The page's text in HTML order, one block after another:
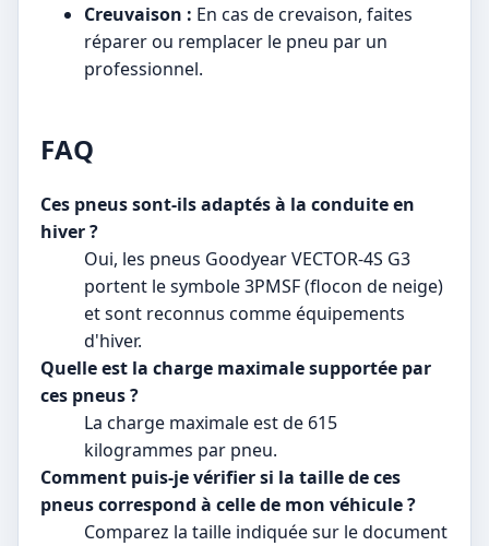
Creuvaison : En cas de crevaison, faites
réparer ou remplacer le pneu par un
professionnel.
FAQ
Ces pneus sont-ils adaptés à la conduite en
hiver ?
Oui, les pneus Goodyear VECTOR-4S G3
portent le symbole 3PMSF (flocon de neige)
et sont reconnus comme équipements
d'hiver.
Quelle est la charge maximale supportée par
ces pneus ?
La charge maximale est de 615
kilogrammes par pneu.
Comment puis-je vérifier si la taille de ces
pneus correspond à celle de mon véhicule ?
Comparez la taille indiquée sur le document